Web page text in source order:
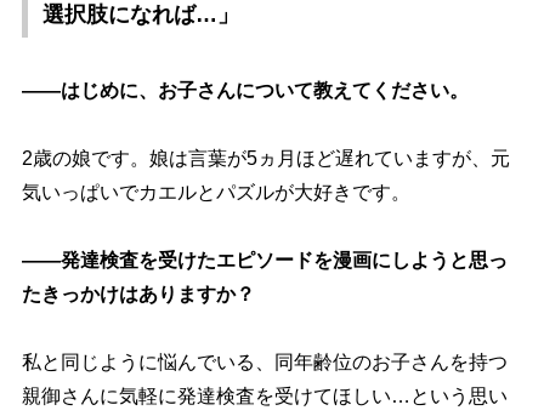
選択肢になれば…」
――はじめに、お子さんについて教えてください。
2歳の娘です。娘は言葉が5ヵ月ほど遅れていますが、元
気いっぱいでカエルとパズルが大好きです。
――発達検査を受けたエピソードを漫画にしようと思っ
たきっかけはありますか？
私と同じように悩んでいる、同年齢位のお子さんを持つ
親御さんに気軽に発達検査を受けてほしい…という思い